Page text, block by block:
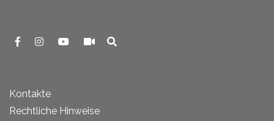
Kontakte
Rechtliche Hinweise